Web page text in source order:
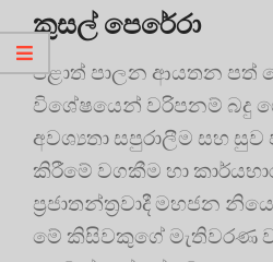
කුසල් පෙරේරා
පළාත් පාලන ආයතන පත්
විශේෂයෙන් වරිපනම් බදු
අවශ්‍යතා සපුරාලීම සහ
කිරීමේ වගකීම හා
ප්‍රජාතන්ත්‍රවාදී මහජන
මේ කිසිවකුගේ මැතිවරණ